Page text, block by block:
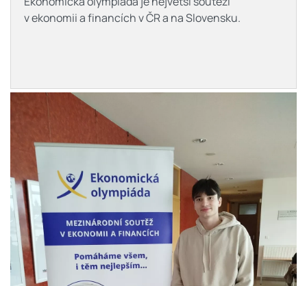
v ekonomii a financích v ČR a na Slovensku.